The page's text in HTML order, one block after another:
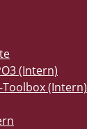
(Intern)
(Intern)